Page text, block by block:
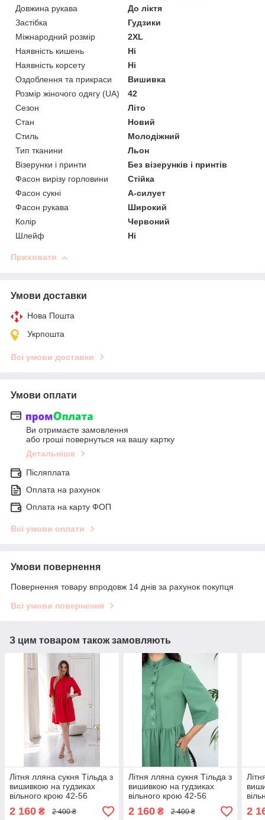
Довжина рукава
До ліктя
Застібка
Гудзики
Міжнародний розмір
2XL
Наявність кишень
Ні
Наявність корсету
Ні
Оздоблення та прикраси
Вишивка
Розмір жіночого одягу (UA)
42
Сезон
Літо
Стан
Новий
Стиль
Молодіжний
Тип тканини
Льон
Візерунки і принти
Без візерунків і принтів
Фасон вирізу горловини
Стійка
Фасон сукні
А-силует
Фасон рукава
Широкий
Колір
Червоний
Шлейф
Ні
Приховати
Умови доставки
Нова Пошта
Укрпошта
Всі умови доставки
Умови оплати
Ви отримаєте замовлення
або гроші повернуться на вашу картку
Детальніше
Післяплата
Оплата на рахунок
Оплата на карту ФОП
Всі умови оплати
Умови повернення
Повернення товару впродовж 14 днів за рахунок покупця
Всі умови повернення
З цим товаром також замовляють
Літня лляна сукня Тільда з
вишивкою на гудзиках
вільного крою 42-56
розміри різні кольори
2 160 ₴ 2 400 ₴
Літня лляна сукня Тільда з
вишивкою на гудзиках
вільного крою 42-56
розміри різні кольори
2 160₴ 2 400 ₴ 2